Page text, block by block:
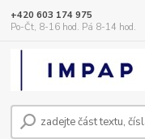
+420 603 174 975
Po-Čt, 8-16 hod. Pá 8-14 hod.